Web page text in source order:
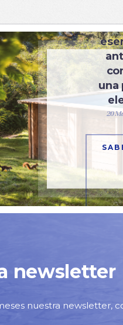
una
20
newsletter
nuestra newsletter,